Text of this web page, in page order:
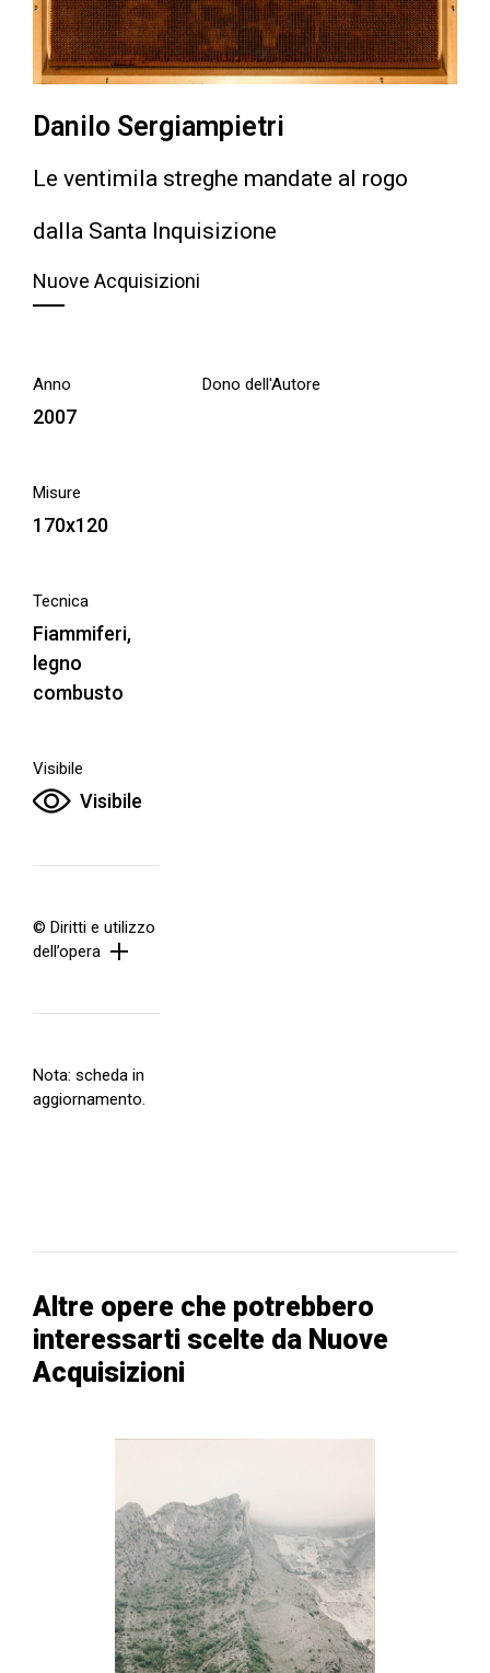
Danilo Sergiampietri
Le ventimila streghe mandate al rogo
dalla Santa Inquisizione
Nuove Acquisizioni
Anno
2007
Misure
170x120
Tecnica
Fiammiferi,
legno
combusto
Visibile
Visibile
© Diritti e utilizzo
dell’opera
Nota: scheda in
aggiornamento.
Dono dell'Autore
Altre opere che potrebbero
interessarti scelte da Nuove
Acquisizioni